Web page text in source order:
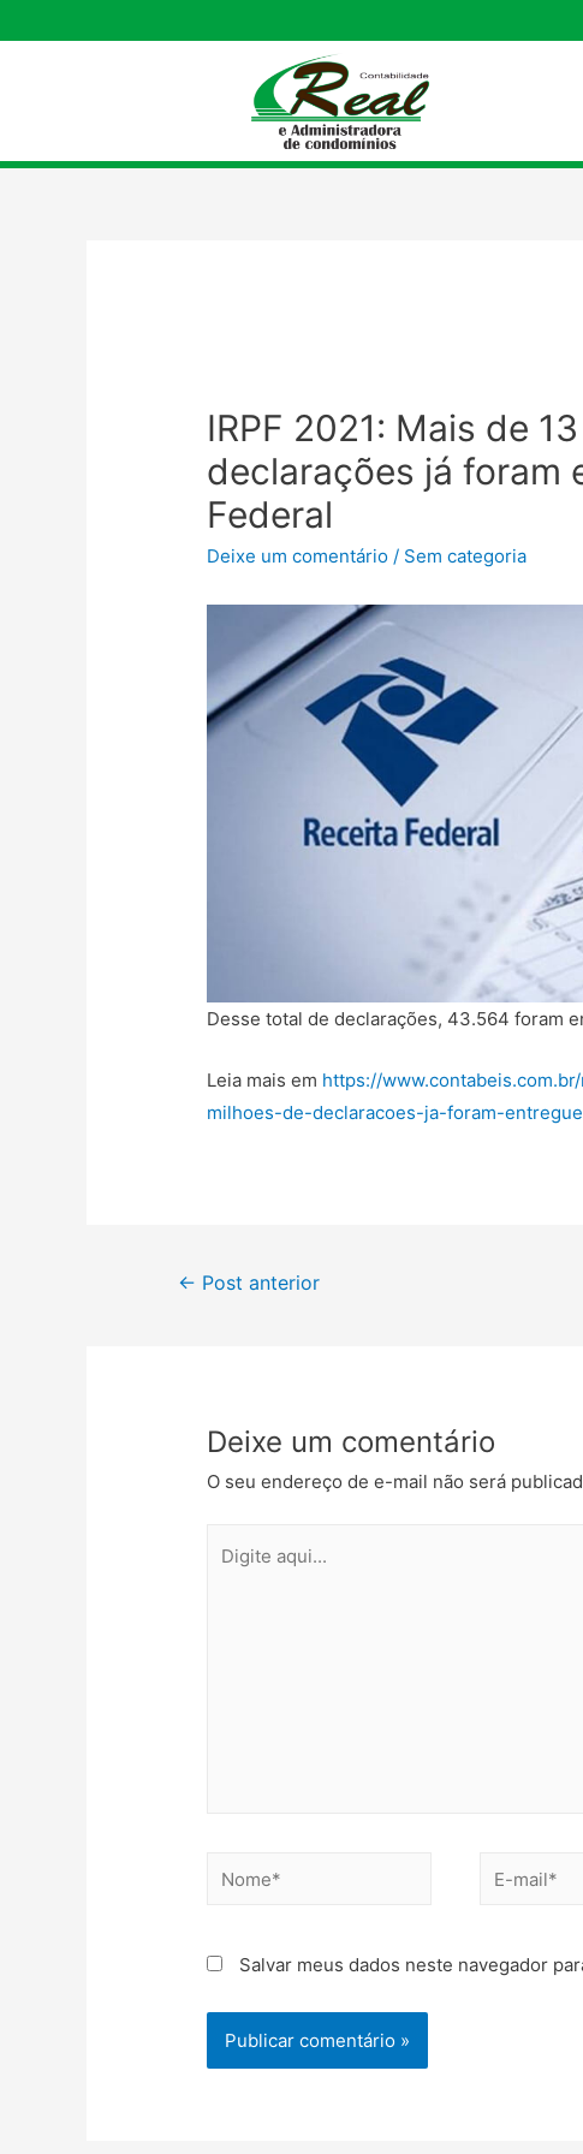
IRPF 2021: Mais de
declarações já foram
Federal
Deixe um comentário / Sem categoria
Desse total de declarações, 43.564 foram
Leia mais em https://
milhoes-de-declaracoes-ja-foram-
← Post anterior
Deixe um comentário
O seu endereço de e-mail não será
Salvar meus dados neste navegador